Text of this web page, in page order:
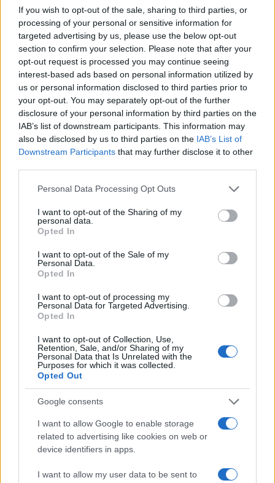
If you wish to opt-out of the sale, sharing to third parties, or
processing of your personal or sensitive information for
targeted advertising by us, please use the below opt-out
section to confirm your selection. Please note that after your
opt-out request is processed you may continue seeing
interest-based ads based on personal information utilized by
us or personal information disclosed to third parties prior to
your opt-out. You may separately opt-out of the further
disclosure of your personal information by third parties on the
IAB’s list of downstream participants. This information may
also be disclosed by us to third parties on the IAB’s List of
Downstream Participants that may further disclose it to other
Please note that this website/app uses one or more Google
not limited to your visit or usage behaviour. You may click to
grant or deny consent to Google and its third-party tags to
use your data for below specified purposes in below Google
consent section.
Personal Data Processing Opt Outs
I want to opt-out of the Sharing of my
personal data.
Opted In
I want to opt-out of the Sale of my
Personal Data.
Opted In
I want to opt-out of processing my
Personal Data for Targeted Advertising.
Opted In
I want to opt-out of Collection, Use,
Retention, Sale, and/or Sharing of my
Personal Data that Is Unrelated with the
Purposes for which it was collected.
Opted Out
Google consents
I want to allow Google to enable storage
related to advertising like cookies on web or
device identifiers in apps.
I want to allow my user data to be sent to
Petrolio in calo: Brent a 91,82$, ribassi a due cifre per greggio
e oro
Andrea Innocenti · 5 Ago 2026
NEWS
La macchina usata più affidabile: un investimento che esige
Redazione · 5 Ago 2026
NEWS